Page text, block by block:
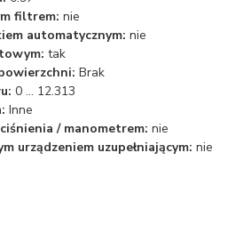
filtrem: nie
automatycznym: nie
tak
Brak
0 ... 12.313
Inne
/ manometrem: nie
urządzeniem uzupełniającym: nie